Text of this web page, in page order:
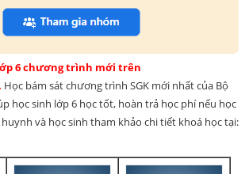
6 chương trình mới trên
Học bám sát chương trình SGK mới nhất của Bộ
học sinh lớp 6 học tốt, hoàn trả học phí nếu học
và học sinh tham khảo chi tiết khoá học tại: